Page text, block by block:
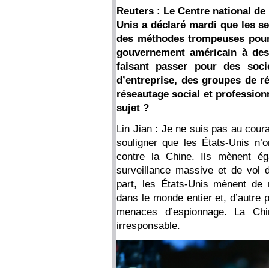
Reuters : Le Centre national
Unis a déclaré mardi que les
des méthodes trompeuses
gouvernement américain à
faisant passer pour des
d’entreprise, des groupes de
réseautage social et
sujet ?
Lin Jian : Je ne suis pas au
souligner que les États-Unis
contre la Chine. Ils mènent
surveillance massive et de vol
part, les États-Unis mènent de
dans le monde entier et, d’autre
menaces d’espionnage. La
irresponsable.